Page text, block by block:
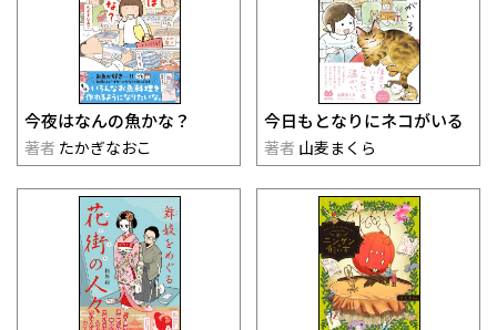
今夜はなんの魚かな？
著者 たかぎなおこ
今日もとなりにネコがいる
著者 山麦まくら